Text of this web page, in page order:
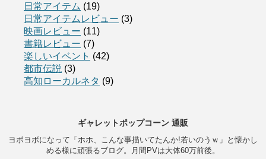
日常アイテム (19)
日常アイテムレビュー (3)
映画レビュー (11)
書籍レビュー (7)
楽しいイベント (42)
都市伝説 (3)
高知ローカルネタ (9)
ギャレットポップコーン 通販
ヨボヨボになって「ホホ、こんな事描いてたんか!若いのうｗ」と懐かし
める様に頑張るブログ。月間PVは大体60万前後。